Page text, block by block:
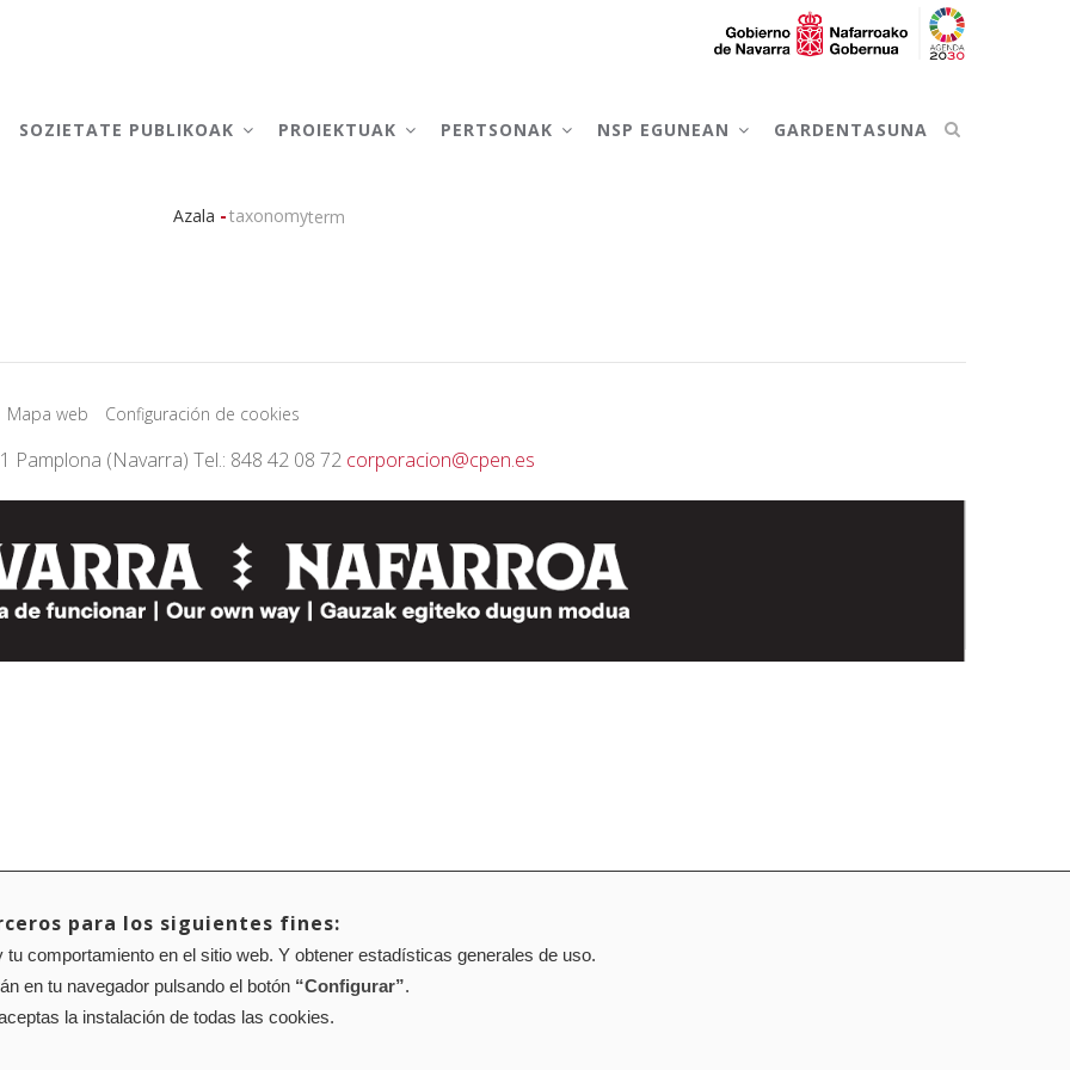
SOZIETATE PUBLIKOAK PROIEKTUAK PERTSONAK NSP EGUNEAN GARDENTASUNA
Azala -taxonomyterm
Mapa web Configuración de cookies
Pamplona (Navarra) Tel.: 848 42 08 72 corporacion@cpen.es
para los siguientes fines:
comportamiento en el sitio web. Y obtener estadísticas generales de uso.
en tu navegador pulsando el botón “Configurar”.
la instalación de todas las cookies.